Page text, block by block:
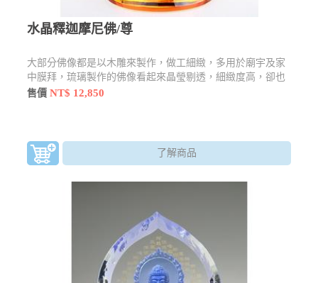
水晶釋迦摩尼佛/尊
大部分佛像都是以木雕來製作，做工細緻，多用於廟宇及家
中膜拜，琉璃製作的佛像看起來晶瑩剔透，細緻度高，卻也
不失莊嚴感，還有許多型態及樣貌
售價NT$ 12,850
了解商品